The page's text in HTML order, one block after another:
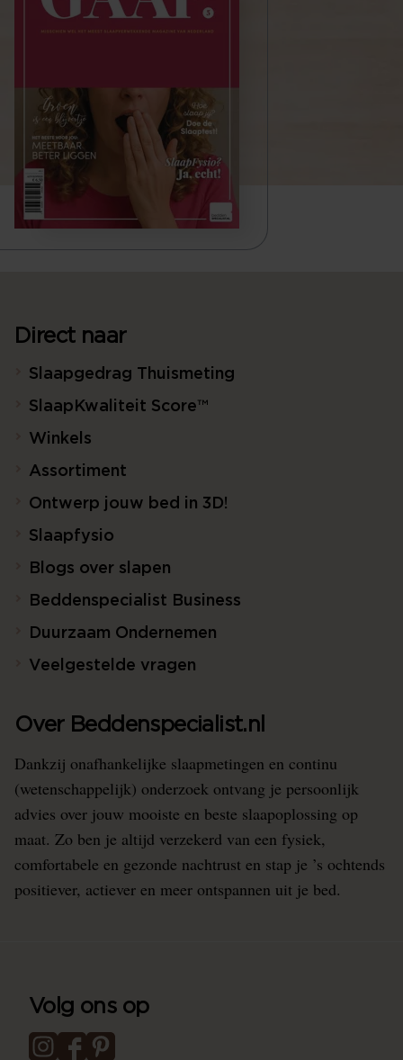
Direct naar
Slaapgedrag Thuismeting
SlaapKwaliteit Score™
Winkels
Assortiment
Ontwerp jouw bed in 3D!
Slaapfysio
Blogs over slapen
Beddenspecialist Business
Duurzaam Ondernemen
Veelgestelde vragen
Over Beddenspecialist.nl
Dankzij onafhankelijke slaapmetingen en continu
(wetenschappelijk) onderzoek ontvang je persoonlijk
advies over jouw mooiste en beste slaapoplossing op
maat. Zo ben je altijd verzekerd van een fysiek,
comfortabele en gezonde nachtrust en stap je ’s ochtends
positiever, actiever en meer ontspannen uit je bed.
Volg ons op